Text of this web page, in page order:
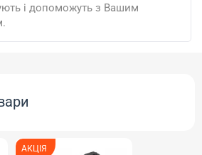
і допоможуть з Вашим
АКЦІЯ